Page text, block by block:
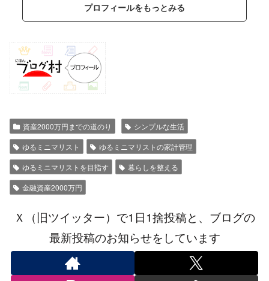
プロフィールをもっとみる
資産2000万円までの道のり
シンプルな生活
ゆるミニマリスト
ゆるミニマリストの家計管理
ゆるミニマリストを目指す
暮らしを整える
金融資産2000万円
Ｘ（旧ツイッター）で1日1捨投稿と、ブログの
最新投稿のお知らせをしています